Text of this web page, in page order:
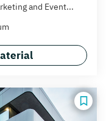
and Event...